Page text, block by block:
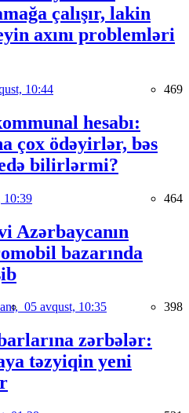
çalışır, lakin
axını problemləri
10:44 469
hesabı:
çox ödəyirlər, bəs
bilirlərmi?
10:39 464
Azərbaycanın
bazarında
05 avqust, 10:35 398
zərbələr:
təzyiqin yeni